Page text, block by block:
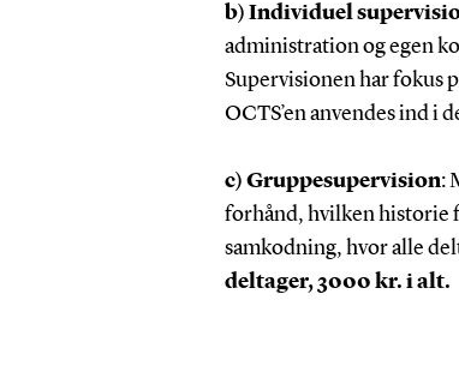
b) Individuel
administration og egen
Supervisionen har fokus
OCTS’en anvendes ind i
c) Gruppesupervision:
forhånd, hvilken historie
samkodning, hvor alle
deltager, 3000 kr. i alt.